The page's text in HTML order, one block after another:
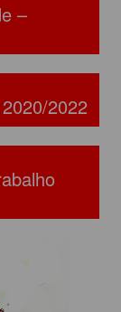
–
2022